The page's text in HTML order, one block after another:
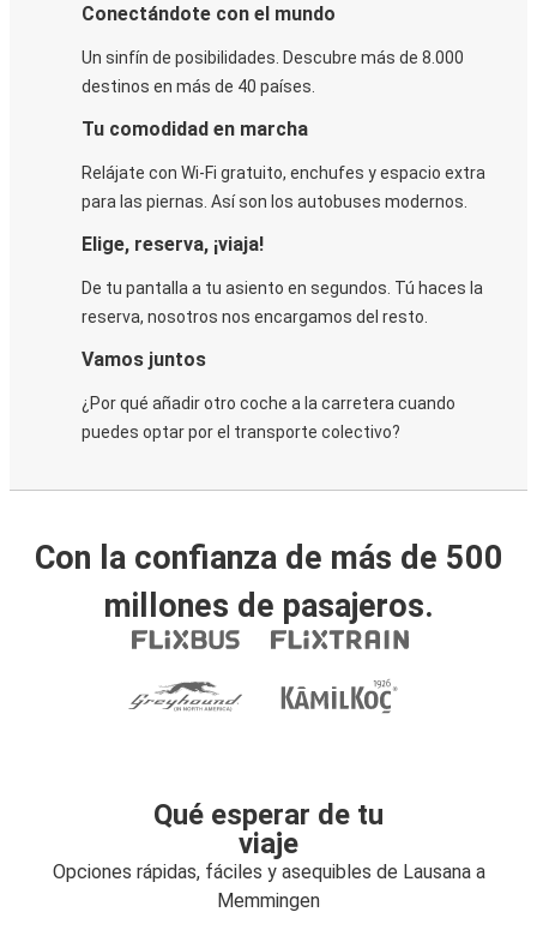
Conectándote con el mundo
Un sinfín de posibilidades. Descubre más de 8.000
destinos en más de 40 países.
Tu comodidad en marcha
Relájate con Wi-Fi gratuito, enchufes y espacio extra
para las piernas. Así son los autobuses modernos.
Elige, reserva, ¡viaja!
De tu pantalla a tu asiento en segundos. Tú haces la
reserva, nosotros nos encargamos del resto.
Vamos juntos
¿Por qué añadir otro coche a la carretera cuando
puedes optar por el transporte colectivo?
Con la confianza de más de 500
millones de pasajeros.
Qué esperar de tu
viaje
Opciones rápidas, fáciles y asequibles de Lausana a
Memmingen